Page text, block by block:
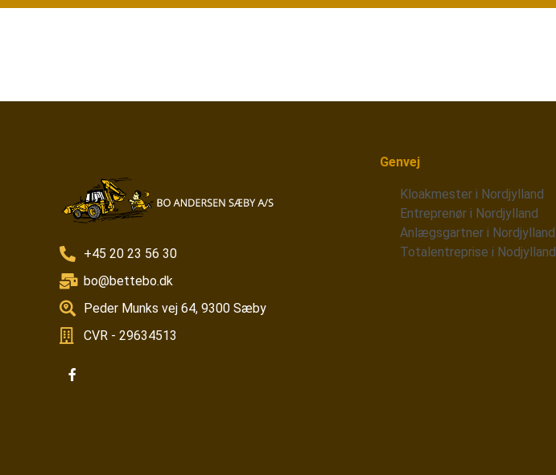
+45 20 23 56 30
bo@bettebo.dk
Peder Munks vej 64, 9300 Sæby
CVR - 29634513
Genvej
Kloakmester i Nordjylland
Entreprenør i Nordjylland
Anlægsgartner i Nordjylland
Totalentreprise i Nodjylland